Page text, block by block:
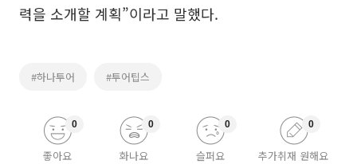
력을 소개할 계획”이라고 말했다.
#하나투어 #투어팁스
좋아요
0
화나요
0
슬퍼요
0
추가취재 원해요
0